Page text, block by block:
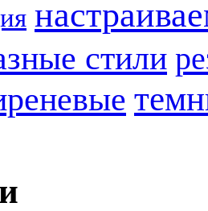
стили